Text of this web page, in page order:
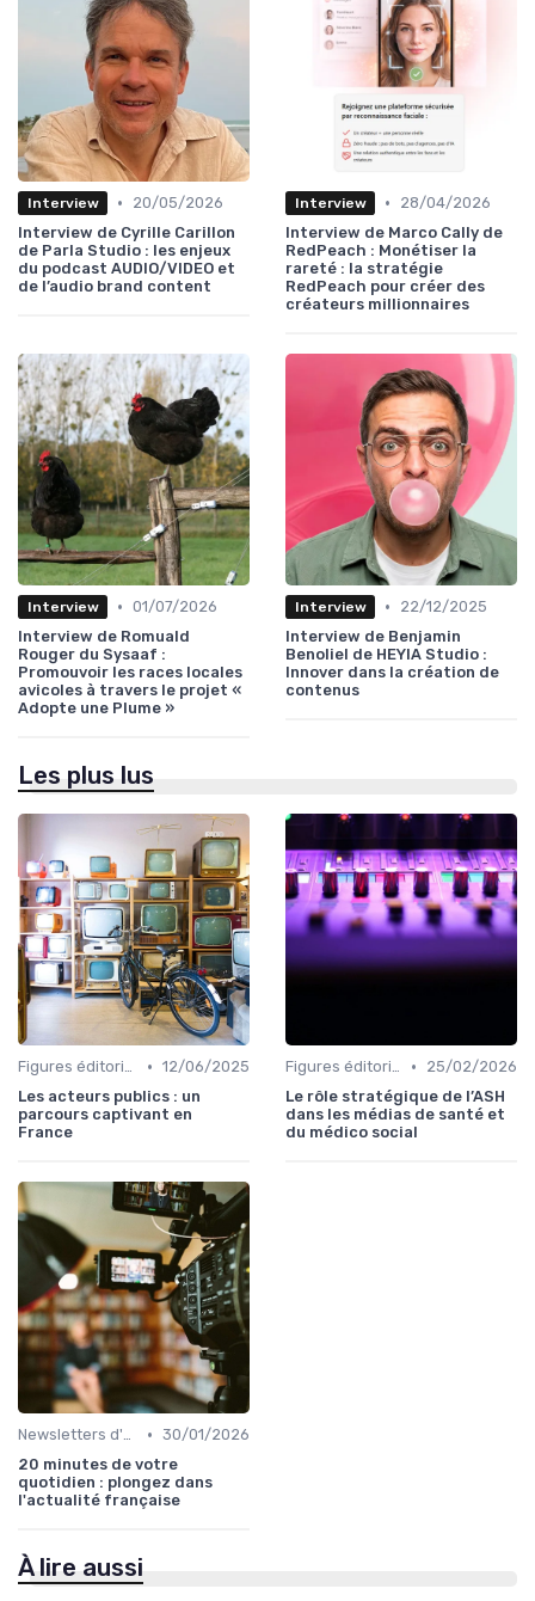
Interview •
20/05/2026
Interview de Cyrille Carillon
de Parla Studio : les enjeux
du podcast AUDIO/VIDEO et
de l’audio brand content
Interview •
28/04/2026
Interview de Marco Cally de
RedPeach : Monétiser la
rareté : la stratégie
RedPeach pour créer des
créateurs millionnaires
Interview • 01/07/2026
Interview de Romuald
Rouger du Sysaaf :
Promouvoir les races locales
avicoles à travers le projet «
Adopte une Plume »
Interview •
22/12/2025
Interview de Benjamin
Benoliel de HEYIA Studio :
Innover dans la création de
contenus
Les plus lus
Figures éditoriales • 12/06/2025
Les acteurs publics : un
parcours captivant en
France
Figures éditoriales •
25/02/2026
Le rôle stratégique de l’ASH
dans les médias de santé et
du médico social
Newsletters d'auteur • 30/01/2026
20 minutes de votre
quotidien : plongez dans
l'actualité française
À lire aussi